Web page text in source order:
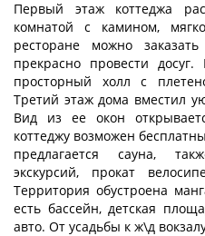
Первый этаж коттеджа
комнатой с камином,
ресторане можно
прекрасно провести
просторный холл с
Третий этаж дома вместил
Вид из ее окон
коттеджу возможен
предлагается сауна,
экскурсий, прокат
Территория обустроена
есть бассейн, детская
авто. От усадьбы к ж\д